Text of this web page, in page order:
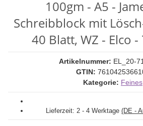
100gm - A5 -
Schreibblock mit
40 Blatt, WZ - Elco
Artikelnummer: EL_20-
GTIN:
Kategorie: Feines
Lieferzeit: 2 - 4 Werktage (DE -